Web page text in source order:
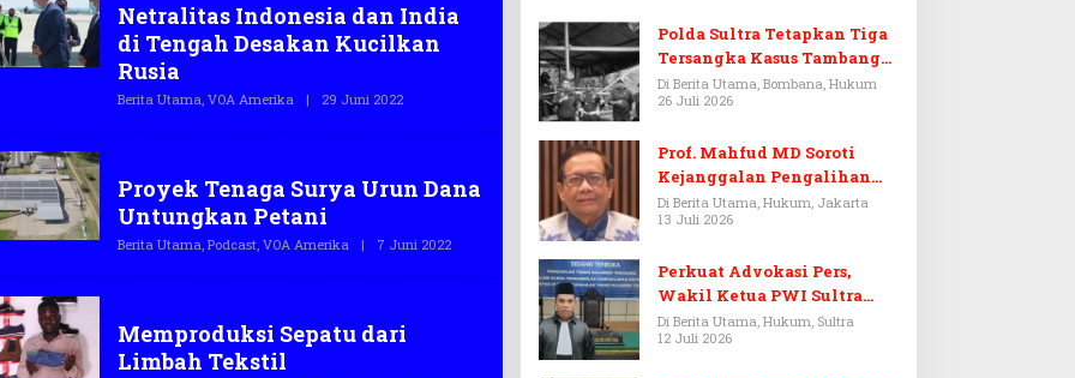
E
G
Netralitas Indonesia dan India
di Tengah Desakan Kucilkan
Rusia
Berita Utama, VOA Amerika | 29 Juni 2022O
E
E
G
.
O
Proyek Tenaga Surya Urun Dana
Untungkan Petani
Berita Utama, Podcast, VOA Amerika | 7 Juni 2022O
E
Memproduksi Sepatu dari
Limbah Tekstil
Polda Sultra Tetapkan Tiga
Tersangka Kasus Tambang
Emas Ilegal di Bombana
Di Berita Utama, Bombana, Hukum
26 Juli 2026
Prof. Mahfud MD Soroti
Kejanggalan Pengalihan
Penyelidikan Tersangka
Febrie Adriansyah
Di Berita Utama, Hukum, Jakarta
13 Juli 2026
Perkuat Advokasi Pers,
Wakil Ketua PWI Sultra
Resmi Dilantik Menjadi
Advokat PERADI
Di Berita Utama, Hukum, Sultra
12 Juli 2026